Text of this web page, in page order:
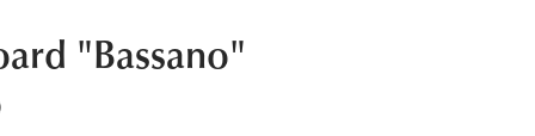
"Bassano"